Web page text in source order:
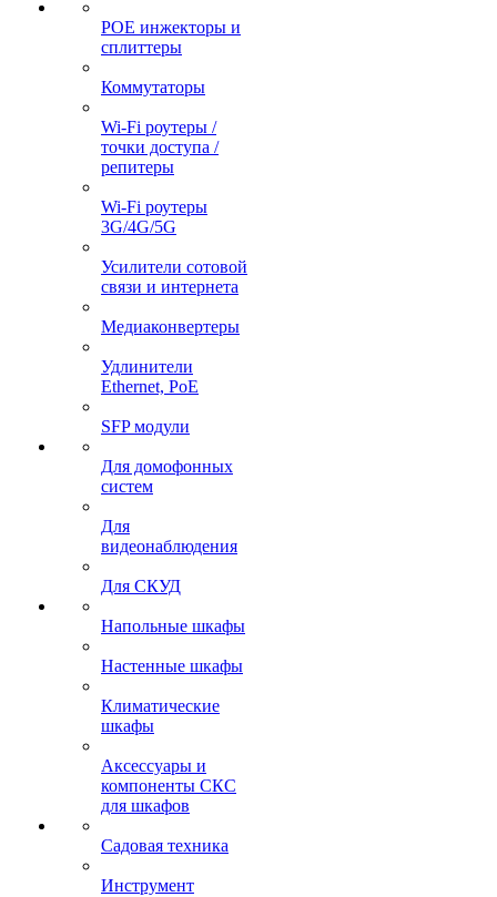
POE инжекторы и
сплиттеры
Коммутаторы
Wi-Fi роутеры /
точки доступа /
репитеры
Wi-Fi роутеры
3G/4G/5G
Усилители сотовой
связи и интернета
Медиаконвертеры
Удлинители
Ethernet, PoE
SFP модули
Для домофонных
систем
Для
видеонаблюдения
Для СКУД
Напольные шкафы
Настенные шкафы
Климатические
шкафы
Аксессуары и
компоненты СКС
для шкафов
Садовая техника
Инструмент